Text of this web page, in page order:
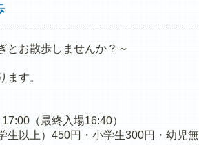
とお散歩しませんか？～
す。
（最終入場16:40）
生以上）450円・小学生300円・幼児